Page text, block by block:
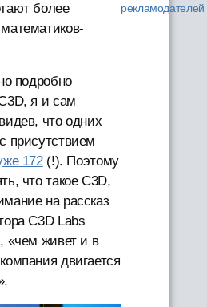
более
подробно
я и сам
что одних
присутствием
172(!). Поэтому
что такое C3D,
на рассказ
C3D Labs
«чем живет и в
двигается
рекламодателей